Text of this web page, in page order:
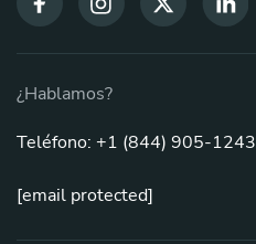
¿Hablamos?
Teléfono: +1 (844) 905-1243
[email protected]